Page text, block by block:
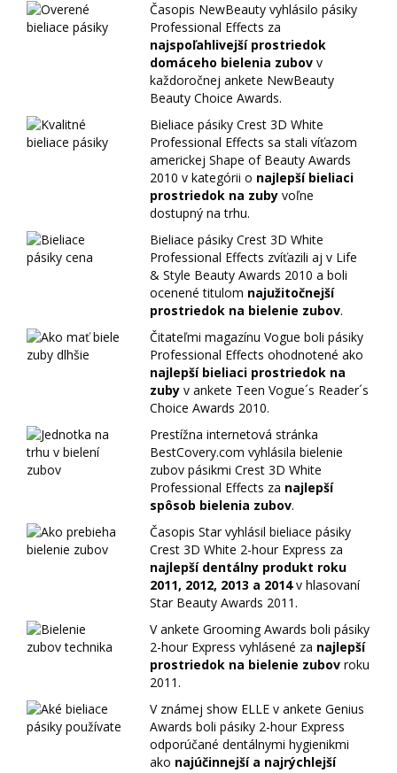
Časopis NewBeauty vyhlásilo pásiky
Professional Effects za
najspoľahlivejší prostriedok
domáceho bielenia zubov v
každoročnej ankete NewBeauty
Beauty Choice Awards.
Bieliace pásiky Crest 3D White
Professional Effects sa stali víťazom
americkej Shape of Beauty Awards
2010 v kategórii o najlepší bieliaci
prostriedok na zuby voľne
dostupný na trhu.
Bieliace pásiky Crest 3D White
Professional Effects zvíťazili aj v Life
& Style Beauty Awards 2010 a boli
ocenené titulom najužitočnejší
prostriedok na bielenie zubov.
Čitateľmi magazínu Vogue boli pásiky
Professional Effects ohodnotené ako
najlepší bieliaci prostriedok na
zuby v ankete Teen Vogue´s Reader´s
Choice Awards 2010.
Prestížna internetová stránka
BestCovery.com vyhlásila bielenie
zubov pásikmi Crest 3D White
Professional Effects za najlepší
spôsob bielenia zubov.
Časopis Star vyhlásil bieliace pásiky
Crest 3D White 2-hour Express za
najlepší dentálny produkt roku
2011, 2012, 2013 a 2014v hlasovaní
Star Beauty Awards 2011.
V ankete Grooming Awards boli pásiky
2-hour Express vyhlásené za najlepší
prostriedok na bielenie zubov roku
2011.
V známej show ELLE v ankete Genius
Awards boli pásiky 2-hour Express
odporúčané dentálnymi hygienikmi
ako najúčinnejší a najrýchlejší